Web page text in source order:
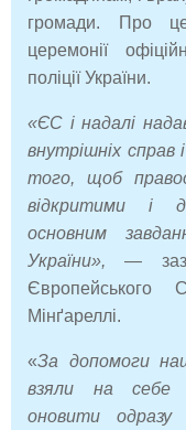
громади. Про
церемонії
поліції України.
«ЄС і надалі
внутрішніх справ
того, щоб
відкритими і
основним
України», —
Мінґареллі.
«За допомоги
взяли на себе
оновити одразу